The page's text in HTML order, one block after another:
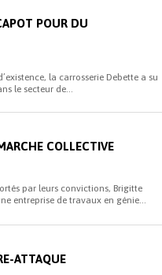
POUR DU
la carrosserie Debette a su
le secteur de...
COLLECTIVE
par leurs convictions, Brigitte
entreprise de travaux en génie...
ATTAQUE